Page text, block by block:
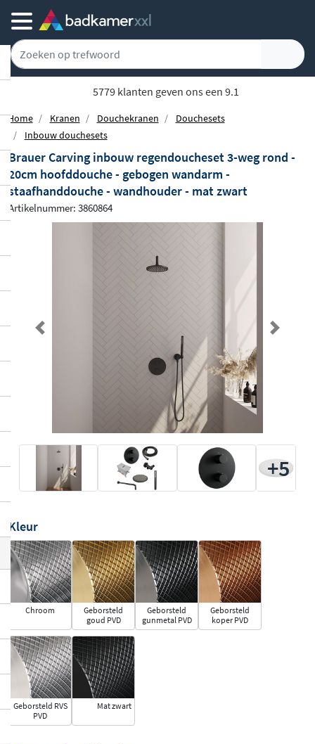
5779 klanten geven ons een 9.1
Home Kranen Douchekranen
Douchesets
Inbouw douchesets
Brauer Carving inbouw regendoucheset 3-weg rond -
20cm hoofddouche - gebogen wandarm -
staafhanddouche - wandhouder - mat zwart
Artikelnummer: 3860864
Previous Next
+5
Kleur
Chroom
Geborsteld
goud PVD
Geborsteld
gunmetal PVD
Geborsteld
koper PVD
Geborsteld RVS
PVD
Mat zwart